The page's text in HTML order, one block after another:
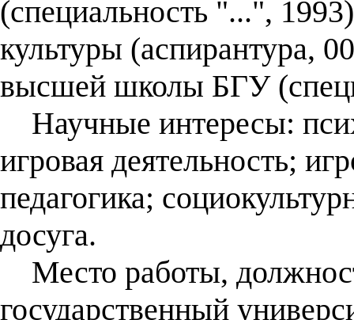
(специальность "...",
культуры (аспирантура,
высшей школы БГУ
Научные интересы:
игровая деятельность;
педагогика;
досуга.
Место работы,
государственный